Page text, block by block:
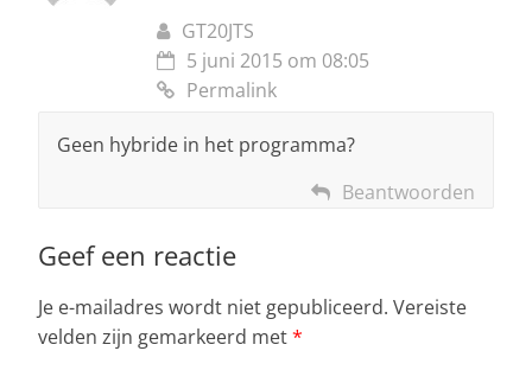
GT20JTS
5 juni 2015 om 08:05
Permalink
Geen hybride in het programma?
Beantwoorden
Geef een reactie
Je e-mailadres wordt niet gepubliceerd. Vereiste
velden zijn gemarkeerd met*